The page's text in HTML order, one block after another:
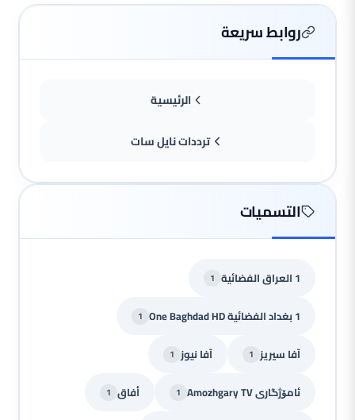
روابط سريعة
الرئيسية
ترددات نايل سات
التسميات
1 العراق الفضائية 1
1 بغداد الفضائية One Baghdad HD 1
آفا سيريز 1 آفا نيوز 1
ئامۆژگاری Amozhgary TV 1 أفاق 1